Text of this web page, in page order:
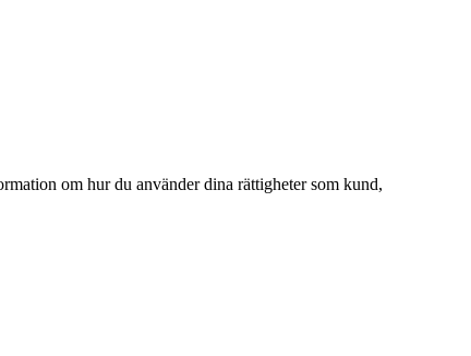
om hur du använder dina rättigheter som kund,